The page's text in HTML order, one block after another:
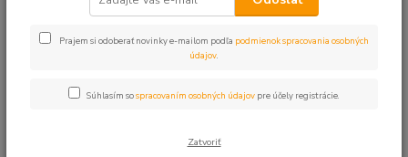
Najdrahšie
Zobrazujem 1-8 z 8
Prajem si odoberať novinky e-mailom podľa podmienok spracovania osobných
údajov.
Súhlasím sospracovaním osobných údajov pre účely registrácie.
Zatvoriť